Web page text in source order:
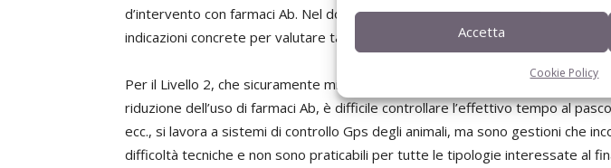
Accetta
Cookie Policy
d’intervento con farmaci Ab. Nel documento si cita l’importanza dei piani
indicazioni concrete per valutare tali piani nell’ambito del sostegno per la
Per il Livello 2, che sicuramente migliora il benessere animale e quindi porta a
riduzione dell’uso di farmaci Ab, è difficile controllare l’effettivo tempo al
ecc., si lavora a sistemi di controllo Gps degli animali, ma sono gestioni che
difficoltà tecniche e non sono praticabili per tutte le tipologie interessate al